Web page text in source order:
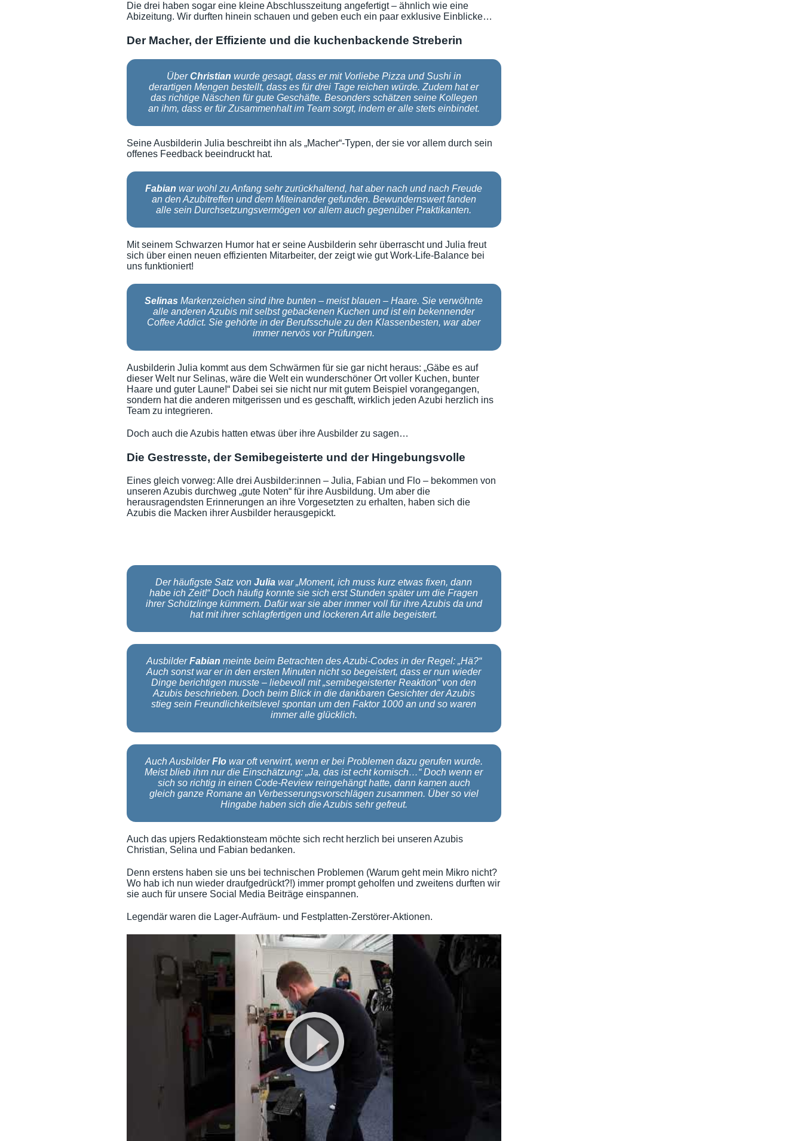
Die drei haben sogar eine kleine Abschlusszeitung angefertigt – ähnlich wie eine
Abizeitung. Wir durften hinein schauen und geben euch ein paar exklusive Einblicke…
Der Macher, der Effiziente und die kuchenbackende Streberin
ÜberChristian wurde gesagt, dass er mit Vorliebe Pizza und Sushi in
derartigen Mengen bestellt, dass es für drei Tage reichen würde. Zudem hat er
das richtige Näschen für gute Geschäfte. Besonders schätzen seine Kollegen
an ihm, dass er für Zusammenhalt im Team sorgt, indem er alle stets einbindet.
Seine Ausbilderin Julia beschreibt ihn als „Macher“-Typen, der sie vor allem durch sein
offenes Feedback beeindruckt hat.
Fabian war wohl zu Anfang sehr zurückhaltend, hat aber nach und nach Freude
an den Azubitreffen und dem Miteinander gefunden. Bewundernswert fanden
alle sein Durchsetzungsvermögen vor allem auch gegenüber Praktikanten.
Mit seinem Schwarzen Humor hat er seine Ausbilderin sehr überrascht und Julia freut
sich über einen neuen effizienten Mitarbeiter, der zeigt wie gut Work-Life-Balance bei
uns funktioniert!
Selinas Markenzeichen sind ihre bunten – meist blauen – Haare. Sie verwöhnte
alle anderen Azubis mit selbst gebackenen Kuchen und ist ein bekennender
Coffee Addict. Sie gehörte in der Berufsschule zu den Klassenbesten, war aber
immer nervös vor Prüfungen.
Ausbilderin Julia kommt aus dem Schwärmen für sie gar nicht heraus: „Gäbe es auf
dieser Welt nur Selinas, wäre die Welt ein wunderschöner Ort voller Kuchen, bunter
Haare und guter Laune!“ Dabei sei sie nicht nur mit gutem Beispiel vorangegangen,
sondern hat die anderen mitgerissen und es geschafft, wirklich jeden Azubi herzlich ins
Team zu integrieren.
Doch auch die Azubis hatten etwas über ihre Ausbilder zu sagen…
Die Gestresste, der Semibegeisterte und der Hingebungsvolle
Eines gleich vorweg: Alle drei Ausbilder:innen – Julia, Fabian und Flo – bekommen von
unseren Azubis durchweg „gute Noten“ für ihre Ausbildung. Um aber die
herausragendsten Erinnerungen an ihre Vorgesetzten zu erhalten, haben sich die
Azubis die Macken ihrer Ausbilder herausgepickt.
Der häufigste Satz vonJulia war „Moment, ich muss kurz etwas fixen, dann
habe ich Zeit!“ Doch häufig konnte sie sich erst Stunden später um die Fragen
ihrer Schützlinge kümmern. Dafür war sie aber immer voll für ihre Azubis da und
hat mit ihrer schlagfertigen und lockeren Art alle begeistert.
AusbilderFabian meinte beim Betrachten des Azubi-Codes in der Regel: „Hä?“
Auch sonst war er in den ersten Minuten nicht so begeistert, dass er nun wieder
Dinge berichtigen musste – liebevoll mit „semibegeisterter Reaktion“ von den
Azubis beschrieben. Doch beim Blick in die dankbaren Gesichter der Azubis
stieg sein Freundlichkeitslevel spontan um den Faktor 1000 an und so waren
immer alle glücklich.
Auch AusbilderFlowar oft verwirrt, wenn er bei Problemen dazu gerufen wurde.
Meist blieb ihm nur die Einschätzung: „Ja, das ist echt komisch…“ Doch wenn er
sich so richtig in einen Code-Review reingehängt hatte, dann kamen auch
gleich ganze Romane an Verbesserungsvorschlägen zusammen. Über so viel
Hingabe haben sich die Azubis sehr gefreut.
Auch das upjers Redaktionsteam möchte sich recht herzlich bei unseren Azubis
Christian, Selina und Fabian bedanken.
Denn erstens haben sie uns bei technischen Problemen (Warum geht mein Mikro nicht?
Wo hab ich nun wieder draufgedrückt?!) immer prompt geholfen und zweitens durften wir
sie auch für unsere Social Media Beiträge einspannen.
Legendär waren die Lager-Aufräum- und Festplatten-Zerstörer-Aktionen.